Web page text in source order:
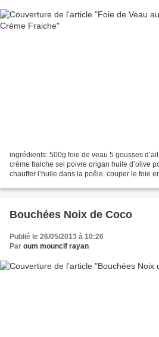
ingrédients: 500g foie de veau 5 gousses
crème fraiche sel poivre origan huile d’olive
chauffer l’huile dans la poêle. couper le foie
Bouchées Noix de Coco
Publié le 26/05/2013 à 10:26
Par oum mouncif rayan